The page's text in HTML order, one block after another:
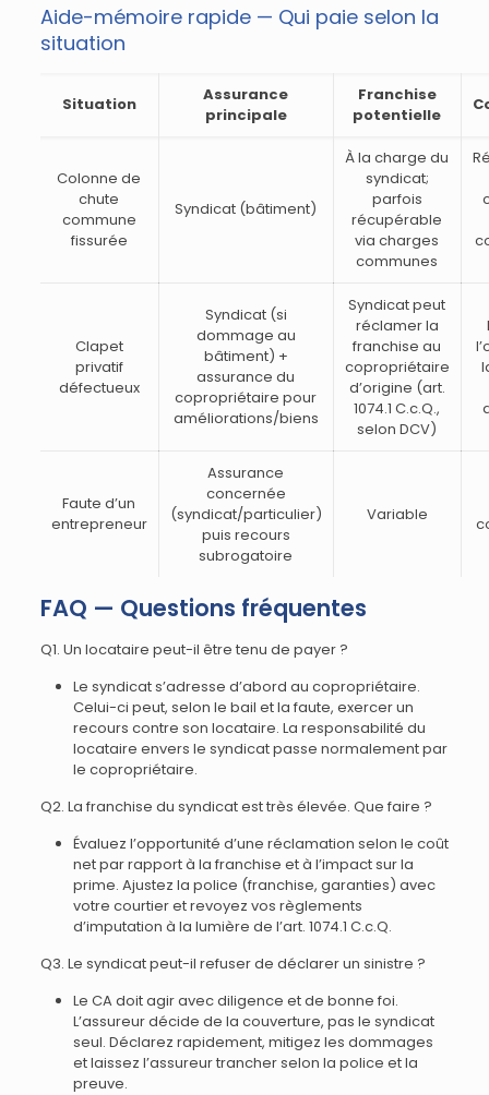
Aide-mémoire rapide — Qui paie selon la
situation
Situation
Assurance
principale
Franchise
potentielle
Colonne de
chute
commune
fissurée
Syndicat (bâtiment)
À la charge du
syndicat;
parfois
récupérable
via charges
communes
Clapet
privatif
défectueux
Syndicat (si
dommage au
bâtiment) +
assurance du
copropriétaire pour
améliorations/biens
Syndicat peut
réclamer la
franchise au
copropriétaire
d’origine (art.
1074.1 C.c.Q.,
selon DCV)
Faute d’un
entrepreneur
Assurance
concernée
(syndicat/particulier)
puis recours
subrogatoire
Variable
FAQ — Questions fréquentes
Q1. Un locataire peut-il être tenu de payer ?
Le syndicat s’adresse d’abord au copropriétaire.
Celui-ci peut, selon le bail et la faute, exercer un
recours contre son locataire. La responsabilité du
locataire envers le syndicat passe normalement par
le copropriétaire.
Q2. La franchise du syndicat est très élevée. Que faire ?
Évaluez l’opportunité d’une réclamation selon le coût
net par rapport à la franchise et à l’impact sur la
prime. Ajustez la police (franchise, garanties) avec
votre courtier et revoyez vos règlements
d’imputation à la lumière de l’art. 1074.1 C.c.Q.
Q3. Le syndicat peut-il refuser de déclarer un sinistre ?
Le CA doit agir avec diligence et de bonne foi.
L’assureur décide de la couverture, pas le syndicat
seul. Déclarez rapidement, mitigez les dommages
et laissez l’assureur trancher selon la police et la
preuve.